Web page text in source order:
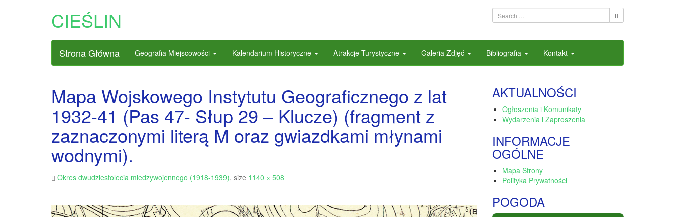
CIEŚLIN
Strona Główna Geografia Miejscowości Kalendarium Historyczne Atrakcje Turystyczne Galeria Zdjęć Bibliografia Kontakt
Mapa Wojskowego Instytutu Geograficznego z lat
1932-41 (Pas 47- Słup 29 – Klucze) (fragment z
zaznaczonymi literą M oraz gwiazdkami młynami
wodnymi).
Okres dwudziestolecia miedzywojennego (1918-1939), size 1140 × 508
AKTUALNOŚCI
Ogłoszenia i Komunikaty
Wydarzenia i Zaproszenia
INFORMACJE
OGÓLNE
Mapa Strony
Polityka Prywatności
POGODA